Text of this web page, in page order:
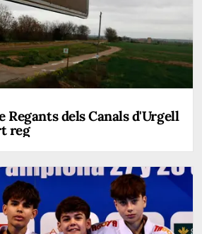
Regants dels Canals d'Urgell
reg